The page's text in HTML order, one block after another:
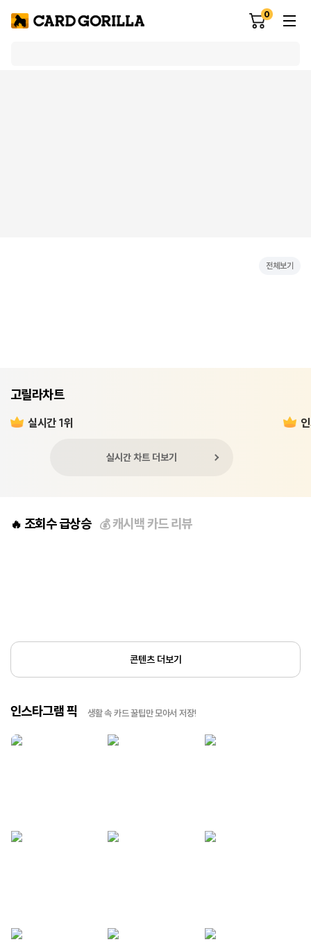
0
전체보기
고릴라차트
실시간 1위
실시간 차트 더보기
🔥 조회수 급상승 💰캐시백 카드 리뷰
콘텐츠 더보기
인스타그램 픽 생활 속 카드 꿀팁만 모아서 저장!